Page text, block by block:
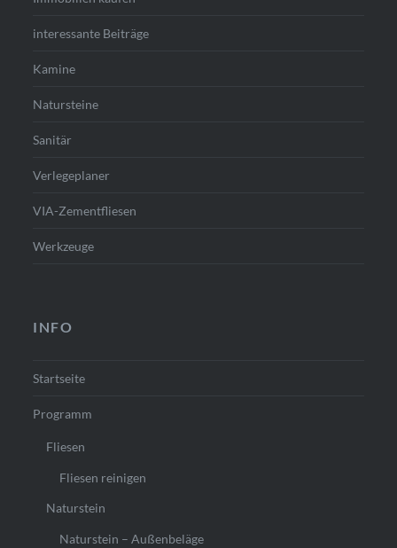
interessante Beiträge
Kamine
Natursteine
Sanitär
Verlegeplaner
VIA-Zementfliesen
Werkzeuge
INFO
Startseite
Programm
Fliesen
Fliesen reinigen
Naturstein
Naturstein – Außenbeläge